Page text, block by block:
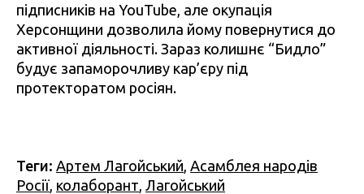
підписників на YouTube, але окупація
Херсонщини дозволила йому повернутися до
активної діяльності. Зараз колишнє “Бидло”
будує запаморочливу кар’єру під
протекторатом росіян.
Теги: Артем Лагойський Асамблея народів
Росії колаборант Лагойський